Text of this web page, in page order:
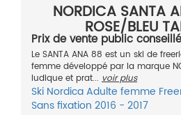
NORDICA SANTA
ROSE/BLEU
Prix de vente public
Le SANTA ANA 88 est un ski de
femme développé par la marque
ludique et prat... voir plus
Ski NordicaAdulte femme
Sans fixation 2016 - 2017